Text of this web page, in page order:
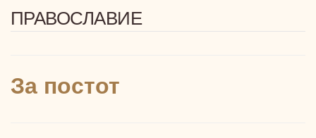
ПРАВОСЛАВИЕ
За постот